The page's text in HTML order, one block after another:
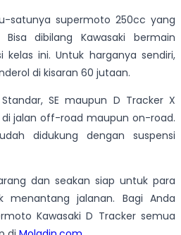
satunya supermoto 250cc yang
dibilang Kawasaki bermain
kelas ini. Untuk harganya sendiri,
di kisaran 60 jutaan.
SE maupun D Tracker X
jalan off-road maupun on-road.
didukung dengan suspensi
dan seakan siap untuk para
menantang jalanan. Bagi Anda
Kawasaki D Tracker semua